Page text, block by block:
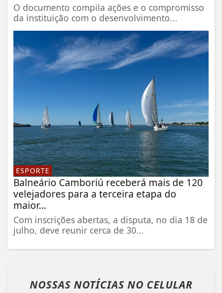
O documento compila ações e o compromisso
da instituição com o desenvolvimento...
ESPORTE
Balneário Camboriú receberá mais de 120
velejadores para a terceira etapa do
maior...
Com inscrições abertas, a disputa, no dia 18 de
julho, deve reunir cerca de 30...
NOSSAS NOTÍCIAS NO CELULAR